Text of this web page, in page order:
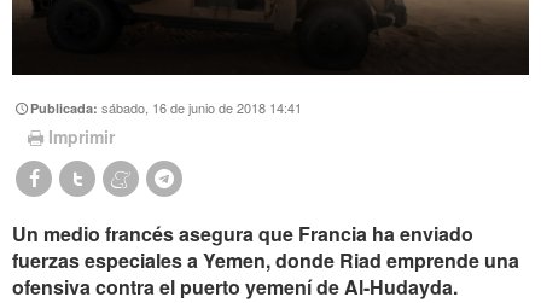
Publicada:sábado, 16 de junio de 2018 14:41
Imprimir
Un medio francés asegura que Francia ha enviado
fuerzas especiales a Yemen, donde Riad emprende una
ofensiva contra el puerto yemení de Al-Hudayda.